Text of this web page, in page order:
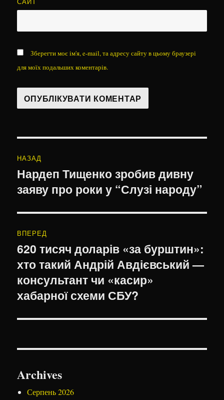
Зберегти моє ім'я, e-mail, та адресу сайту в цьому браузері
для моїх подальших коментарів.
записів
НАЗАД
Попередній
запис:
Нардеп Тищенко зробив дивну
заяву про роки у “Слузі народу”
ВПЕРЕД
Наступний
запис:
620 тисяч доларів «за бурштин»:
хто такий Андрій Авдієвський —
консультант чи «касир»
хабарної схеми СБУ?
Archives
Серпень 2026